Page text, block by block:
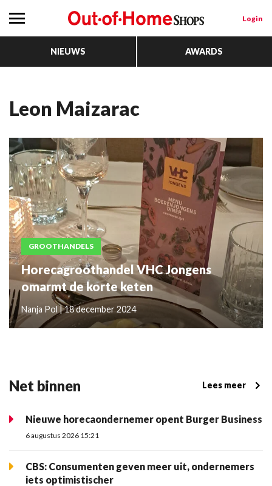
Login
NIEUWS AWARDS
Leon Maizarac
GROOTHANDELS
Horecagroothandel VHC Jongens
omarmt de korte keten
Nanja Pol | 18 december 2024
Net binnen Lees meer
Nieuwe horecaondernemer opent Burger Business
6 augustus 2026 15:21
CBS: Consumenten geven meer uit, ondernemers
iets optimistischer